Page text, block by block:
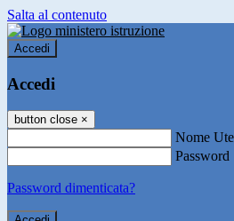
Salta al contenuto
Accedi
Accedi
button close ×
Nome
Password
Password dimenticata?